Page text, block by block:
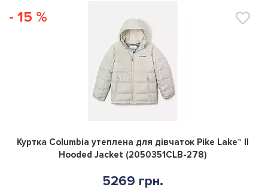
- 15 %
0
Куртка Columbia утеплена для дівчаток Pike Lake™ II
Hooded Jacket (2050351CLB-278)
5269 грн.